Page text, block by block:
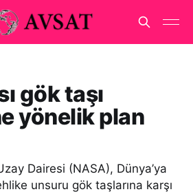
gök taşı
yönelik plan
Dairesi (NASA), Dünya’ya
unsuru gök taşlarına karşı